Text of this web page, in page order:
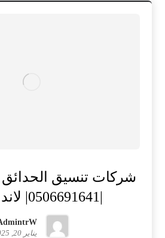
شركات تنسيق الحدائق
|0506691641| لاند سكيب
يناير 20, 2025